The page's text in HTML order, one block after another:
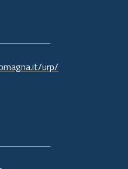
urp/